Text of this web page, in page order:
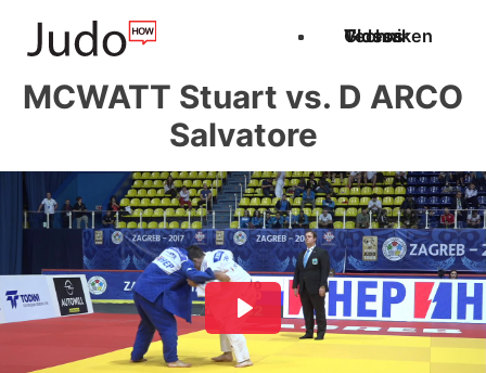
Techniken
Videos
Glossar
MCWATT Stuart vs. D ARCO
Salvatore